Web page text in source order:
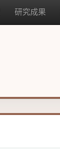
研究成果